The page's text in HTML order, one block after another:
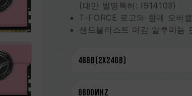
(대만 발명특허: I914103)
T-FORCE 로고와 함께 오버
샌드블라스트 마감 알루미늄
특허 기술로 엄선된 고품질 IC
전원 관리 웨이퍼 탑재로 안
평생 보증